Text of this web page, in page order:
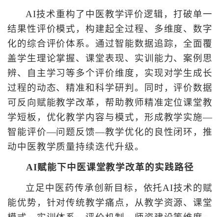
AI技术重构了中医教学评价逻辑，打破单一
结果性评价模式，构建起全过程、多维度、数字
化的综合评价体系。通过智能数据追踪，全面覆
盖学生理论掌握、课堂表现、实训能力、案例思
辨、自主学习等多个评价维度，实现对学生成长
过程的动态、精准和科学研判。同时，评价数据
可反向赋能教学改革，帮助教师精准定位课堂教
学短板，优化教学内容与模式，形成教学实施—
智能评价—问题反馈—教学优化的良性闭环，推
动中医教学质量持续迭代升级。
AI赋能下中医课堂教学改革的实践路径
立足中医药传承创新目标，依托AI技术的赋
能优势，针对传统教学痛点，从教学资源、课堂